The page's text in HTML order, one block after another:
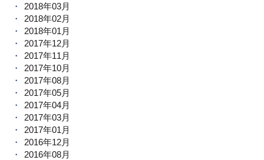
2018年03月
2018年02月
2018年01月
2017年12月
2017年11月
2017年10月
2017年08月
2017年05月
2017年04月
2017年03月
2017年01月
2016年12月
2016年08月